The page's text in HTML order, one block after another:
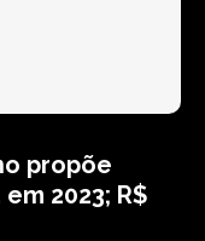
propõe
2023; R$